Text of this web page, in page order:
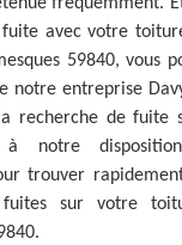
fréquemment.
fuite avec votre
59840, vous
notre entreprise
recherche de fuite
à notre
trouver
fuites sur votre